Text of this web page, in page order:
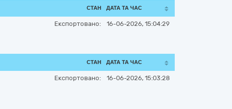
СТАН ДАТА ТА ЧАС
Експортовано: 16-06-2026, 15:04:29
СТАН ДАТА ТА ЧАС
Експортовано: 16-06-2026, 15:03:28